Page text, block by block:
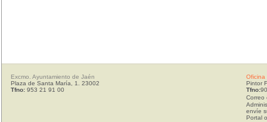
Excmo. Ayuntamiento de Jaén
Plaza de Santa María, 1. 23002
Tfno: 953 21 91 00
Oficina
Pintor
Tfno:
Correo
envíe
Portal